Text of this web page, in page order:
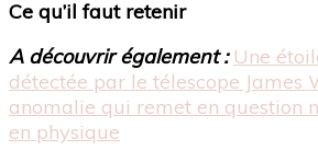
Ce qu’il faut retenir
A découvrir également : Une
détectée par le télescope James
anomalie qui remet en question
en physique